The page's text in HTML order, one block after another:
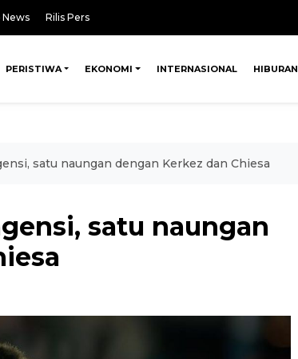
News Rilis Pers
PERISTIWA EKONOMI INTERNASIONAL HIBURAN
satu naungan dengan Kerkez dan Chiesa
satu naungan